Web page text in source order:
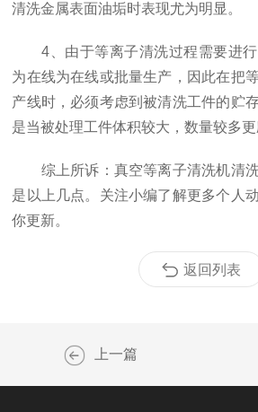
清洗金属表面油垢时表现尤为明显。
4、由于等离子清洗过程需要进行
为在线为在线或批量生产，因此在把
产线时，必须考虑到被清洗工件的贮
是当被处理工件体积较大，数量较多更
综上所诉：真空等离子清洗机清洗
是以上几点。关注小编了解更多个人
你更新。
返回列表
上一篇